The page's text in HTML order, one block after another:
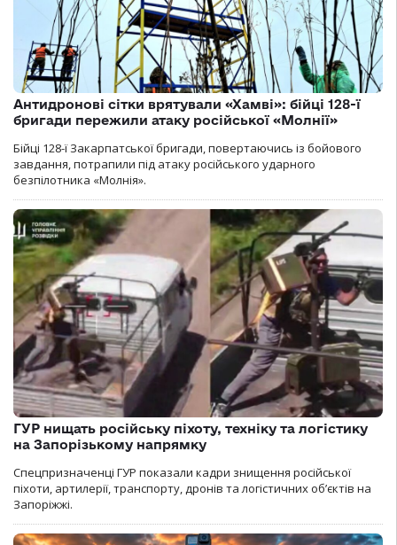
Антидронові сітки врятували «Хамві»: бійці 128-ї
бригади пережили атаку російської «Молнії»
Бійці 128-ї Закарпатської бригади, повертаючись із бойового
завдання, потрапили під атаку російського ударного
безпілотника «Молнія».
ГУР нищать російську піхоту, техніку та логістику
на Запорізькому напрямку
Спецпризначенці ГУР показали кадри знищення російської
піхоти, артилерії, транспорту, дронів та логістичних об’єктів на
Запоріжжі.